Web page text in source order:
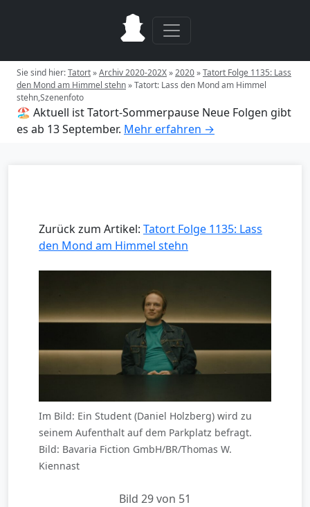
Sie sind hier:Tatort»Archiv 2020-202X»2020»Tatort Folge 1135: Lass
den Mond am Himmel stehn»Tatort: Lass den Mond am Himmel
stehn,Szenenfoto
🏖️ Aktuell ist Tatort-Sommerpause Neue Folgen gibt
es ab 13 September. Mehr erfahren →
Zurück zum Artikel: Tatort Folge 1135: Lass
den Mond am Himmel stehn
Im Bild: Ein Student (Daniel Holzberg) wird zu
seinem Aufenthalt auf dem Parkplatz befragt.
Bild: Bavaria Fiction GmbH/BR/Thomas W.
Kiennast
Bild 29 von 51